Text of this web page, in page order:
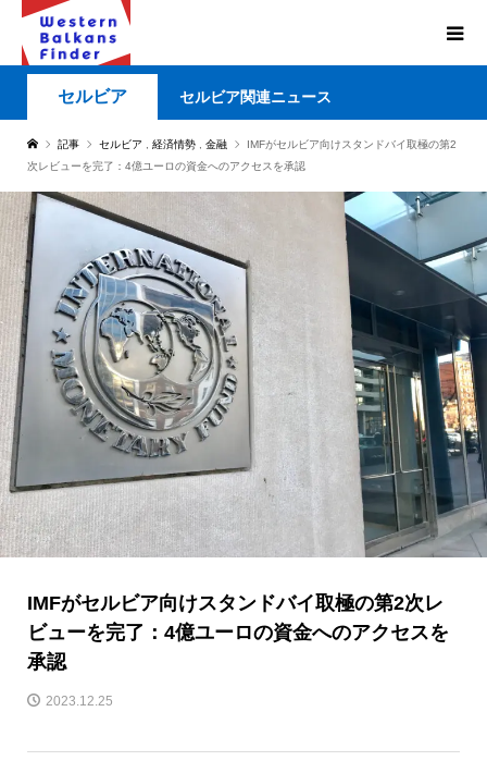
セルビア セルビア関連ニュース
記事 セルビア 経済情勢 金融
IMFがセルビア向けスタンドバイ取極の第2
次レビューを完了：4億ユーロの資金へのアクセスを承認
IMFがセルビア向けスタンドバイ取極の第2次レ
ビューを完了：4億ユーロの資金へのアクセスを
承認
2023.12.25